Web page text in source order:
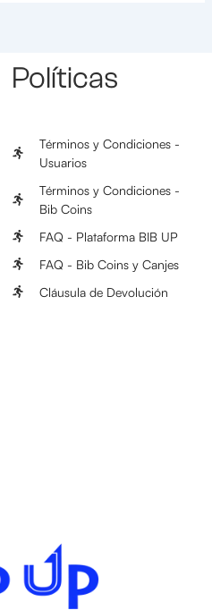
Políticas
Términos y Condiciones -
Usuarios
Términos y Condiciones -
Bib Coins
FAQ - Plataforma BIB UP
FAQ - Bib Coins y Canjes
Cláusula de Devolución